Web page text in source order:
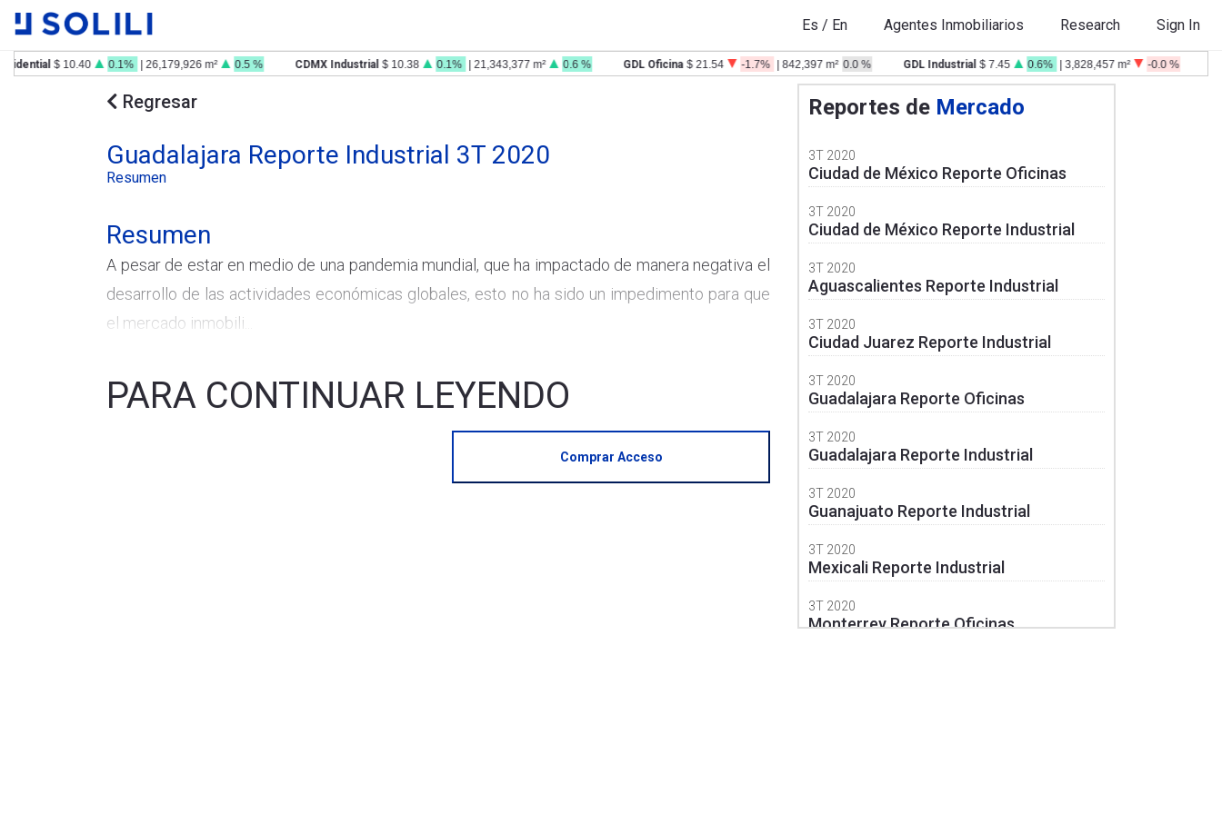
Es / En Agentes Inmobiliarios Research Sign In
$ 10.40 0.1%| 26,179,926 m² 0.5 % CDMX Industrial $ 10.38 0.1%| 21,343,377 m² 0.6 % GDL Oficina $ 21.54 -1.7%| 842,397 m² 0.0 % GDL Industrial $ 7.45 0.6%| 3,828,457 m² -0.0 %
Regresar
Guadalajara Reporte Industrial 3T 2020
Resumen
Resumen
A pesar de estar en medio de una pandemia mundial, que ha impactado de manera negativa el
desarrollo de las actividades económicas globales, esto no ha sido un impedimento para que
el mercado inmobili...
PARA CONTINUAR LEYENDO
Comprar Acceso
Reportes de Mercado
3T 2020
Ciudad de México Reporte Oficinas
3T 2020
Ciudad de México Reporte Industrial
3T 2020
Aguascalientes Reporte Industrial
3T 2020
Ciudad Juarez Reporte Industrial
3T 2020
Guadalajara Reporte Oficinas
3T 2020
Guadalajara Reporte Industrial
3T 2020
Guanajuato Reporte Industrial
3T 2020
Mexicali Reporte Industrial
3T 2020
Monterrey Reporte Oficinas